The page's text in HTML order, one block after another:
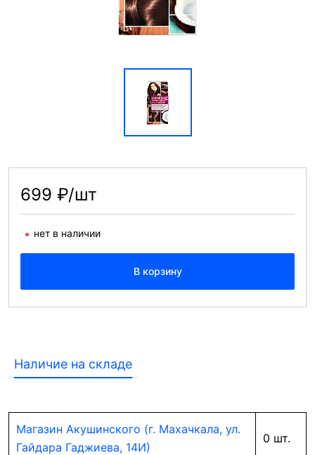
699 ₽/шт
нет в наличии
В корзину
Наличие на складе
Магазин Акушинского (г. Махачкала, ул.
Гайдара Гаджиева, 14И)
0 шт.